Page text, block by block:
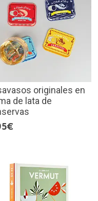
originales en
de lata de